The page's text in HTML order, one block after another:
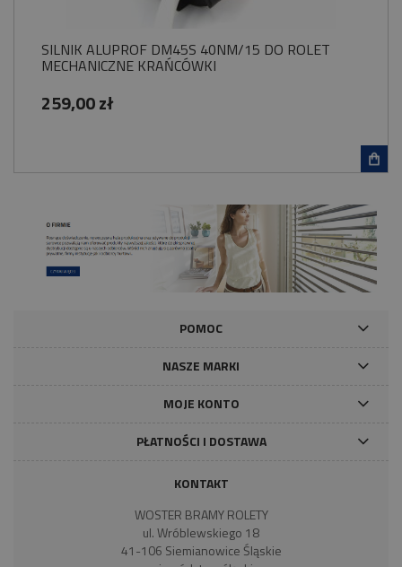
SILNIK ALUPROF DM45S 40NM/15 DO ROLET
MECHANICZNE KRAŃCÓWKI
259,00 zł
POMOC
NASZE MARKI
MOJE KONTO
PŁATNOŚCI I DOSTAWA
KONTAKT
WOSTER BRAMY ROLETY
ul. Wróblewskiego 18
41-106 Siemianowice Śląskie